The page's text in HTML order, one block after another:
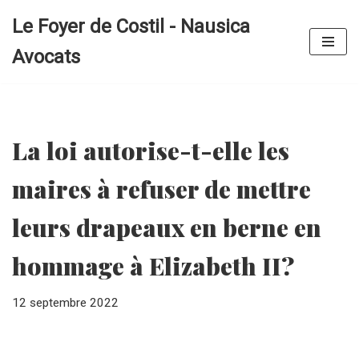
au
Le Foyer de Costil - Nausica
Avocats
La loi autorise-t-elle les
maires à refuser de mettre
leurs drapeaux en berne en
hommage à Elizabeth II?
12 septembre 2022